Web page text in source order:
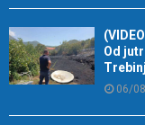
Od
06/